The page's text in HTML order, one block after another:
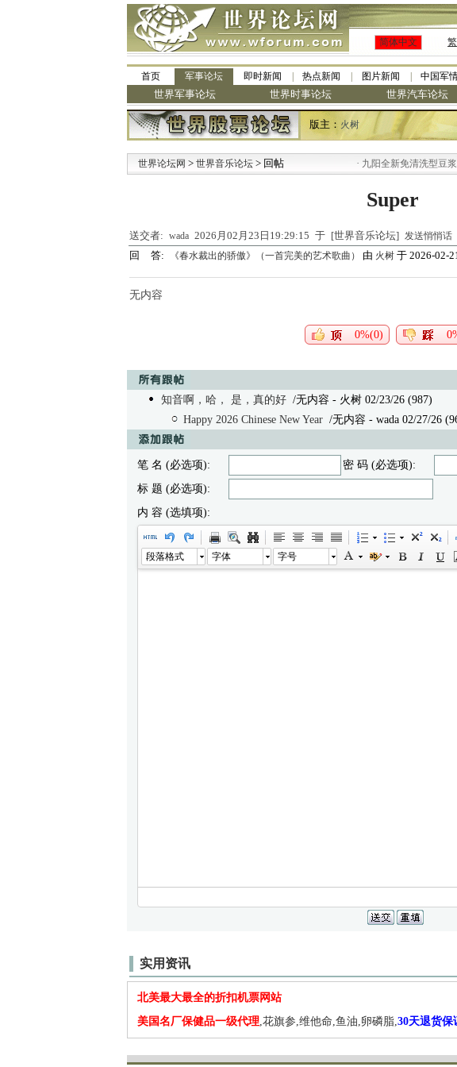
简体中文
首页 军事论坛 即时新闻 热点新闻 图片新闻 中国军
世界军事论坛 世界时事论坛 世界汽车论坛
版主： 火树
世界论坛网 > 世界音乐论坛 > 回帖 九阳全新免清洗型豆浆机
Super
送交者: wada 2026月02月23日19:29:15 于 [世界音乐论坛] 发送悄悄话
回 答: 《春水裁出的骄傲》（一首完美的艺术歌曲） 由 火树 于 2026-02-
无内容
0%(0)
知音啊，哈， 是，真的好 /无内容 - 火树 02/23/26 (987)
Happy 2026 Chinese New Year /无内容 - wada 02/27/26
笔 名 (必选项): 密 码 (必选项):
标 题 (必选项):
内 容 (选填项):
段落格式 字体 字号
实用资讯
北美最大最全的折扣机票网站
美国名厂保健品一级代理,花旗参,维他命,鱼油,卵磷脂,30天退货保